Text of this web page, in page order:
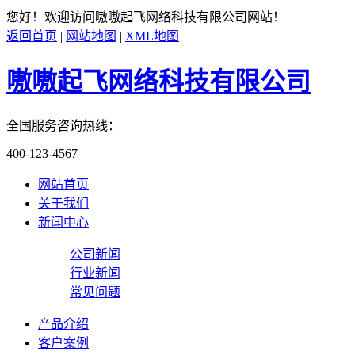
您好！欢迎访问 嗷嗷起飞网络科技有限公司 网站！
返回首页 | 网站地图 | XML地图
嗷嗷起飞网络科技有限公司
全国服务咨询热线：
400-123-4567
网站首页
关于我们
新闻中心
公司新闻
行业新闻
常见问题
产品介绍
客户案例